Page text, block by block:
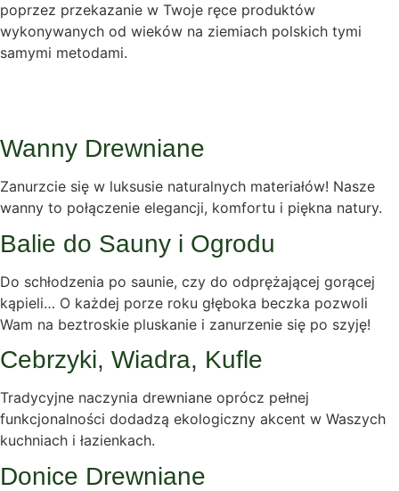
poprzez przekazanie w Twoje ręce produktów
wykonywanych od wieków na ziemiach polskich tymi
samymi metodami.
Wanny Drewniane
Zanurzcie się w luksusie naturalnych materiałów! Nasze
wanny to połączenie elegancji, komfortu i piękna natury.
Balie do Sauny i Ogrodu
Do schłodzenia po saunie, czy do odprężającej gorącej
kąpieli… O każdej porze roku głęboka beczka pozwoli
Wam na beztroskie pluskanie i zanurzenie się po szyję!
Cebrzyki, Wiadra, Kufle
Tradycyjne naczynia drewniane oprócz pełnej
funkcjonalności dodadzą ekologiczny akcent w Waszych
kuchniach i łazienkach.
Donice Drewniane